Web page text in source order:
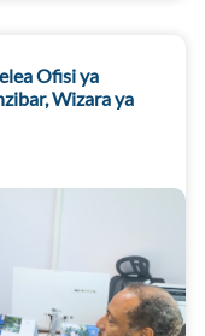
Ofisi ya
Wizara ya